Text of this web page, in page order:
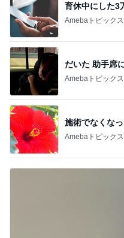
育休中にした3
Amebaトピックス
だいた 助手席
Amebaトピックス
施術でなくな
Amebaトピックス